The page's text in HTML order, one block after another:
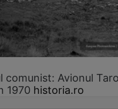
comunist: Avionul
1970 historia.ro